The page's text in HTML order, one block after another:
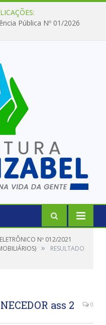
Pública Nº 01/2026
Nº 012/2021
»
RESULTADO
ass 2 0